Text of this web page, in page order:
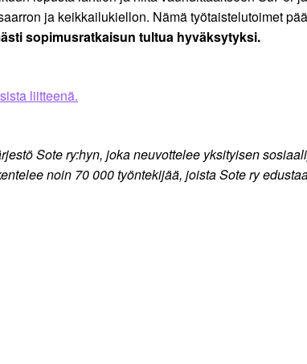
ja keikkailukiellon. Nämä työtaistelutoimet
sopimusratkaisun tultua hyväksytyksi.
liitteenä.
Sote ry:hyn, joka neuvottelee yksityisen
noin 70 000 työntekijää, joista Sote ry